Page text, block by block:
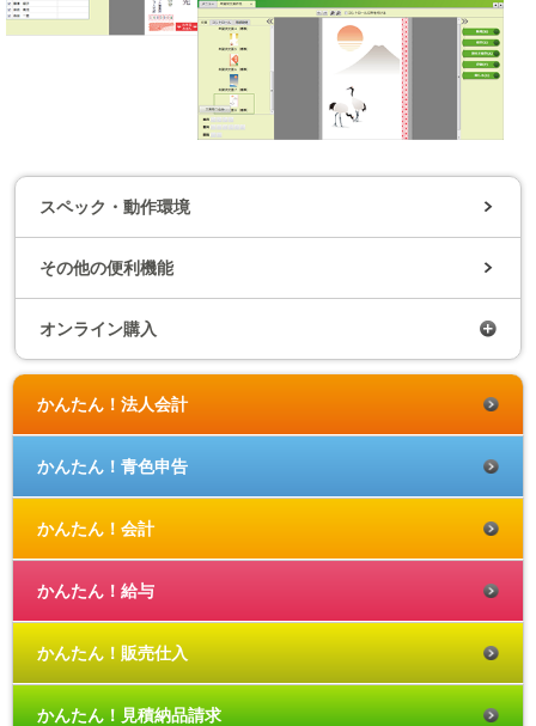
スペック・動作環境
その他の便利機能
オンライン購入
かんたん！法人会計
かんたん！青色申告
かんたん！会計
かんたん！給与
かんたん！販売仕入
かんたん！見積納品請求